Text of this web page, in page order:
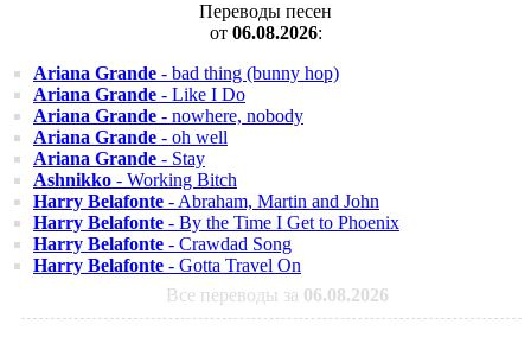
Переводы песен
от 06.08.2026:
Ariana Grande - bad thing (bunny hop)
Ariana Grande - Like I Do
Ariana Grande - nowhere, nobody
Ariana Grande - oh well
Ariana Grande - Stay
Ashnikko - Working Bitch
Harry Belafonte - Abraham, Martin and John
Harry Belafonte - By the Time I Get to Phoenix
Harry Belafonte - Crawdad Song
Harry Belafonte - Gotta Travel On
Все переводы за 06.08.2026